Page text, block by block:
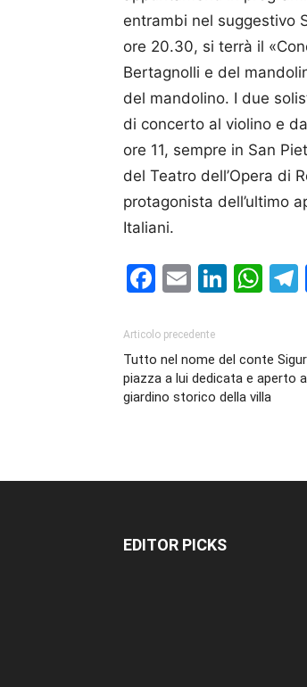
entrambi nel suggestivo
ore 20.30, si terrà il
Bertagnolli e del
del mandolino. I due
di concerto al violino e
ore 11, sempre in San
del Teatro dell’Opera di
protagonista dell’ultimo
Italiani.
Facebook
Email
Articolo precedente
Tutto nel nome del conte
piazza a lui dedicata e aperto
giardino storico della villa
EDITOR PICKS